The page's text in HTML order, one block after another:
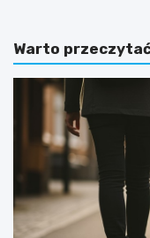
Warto